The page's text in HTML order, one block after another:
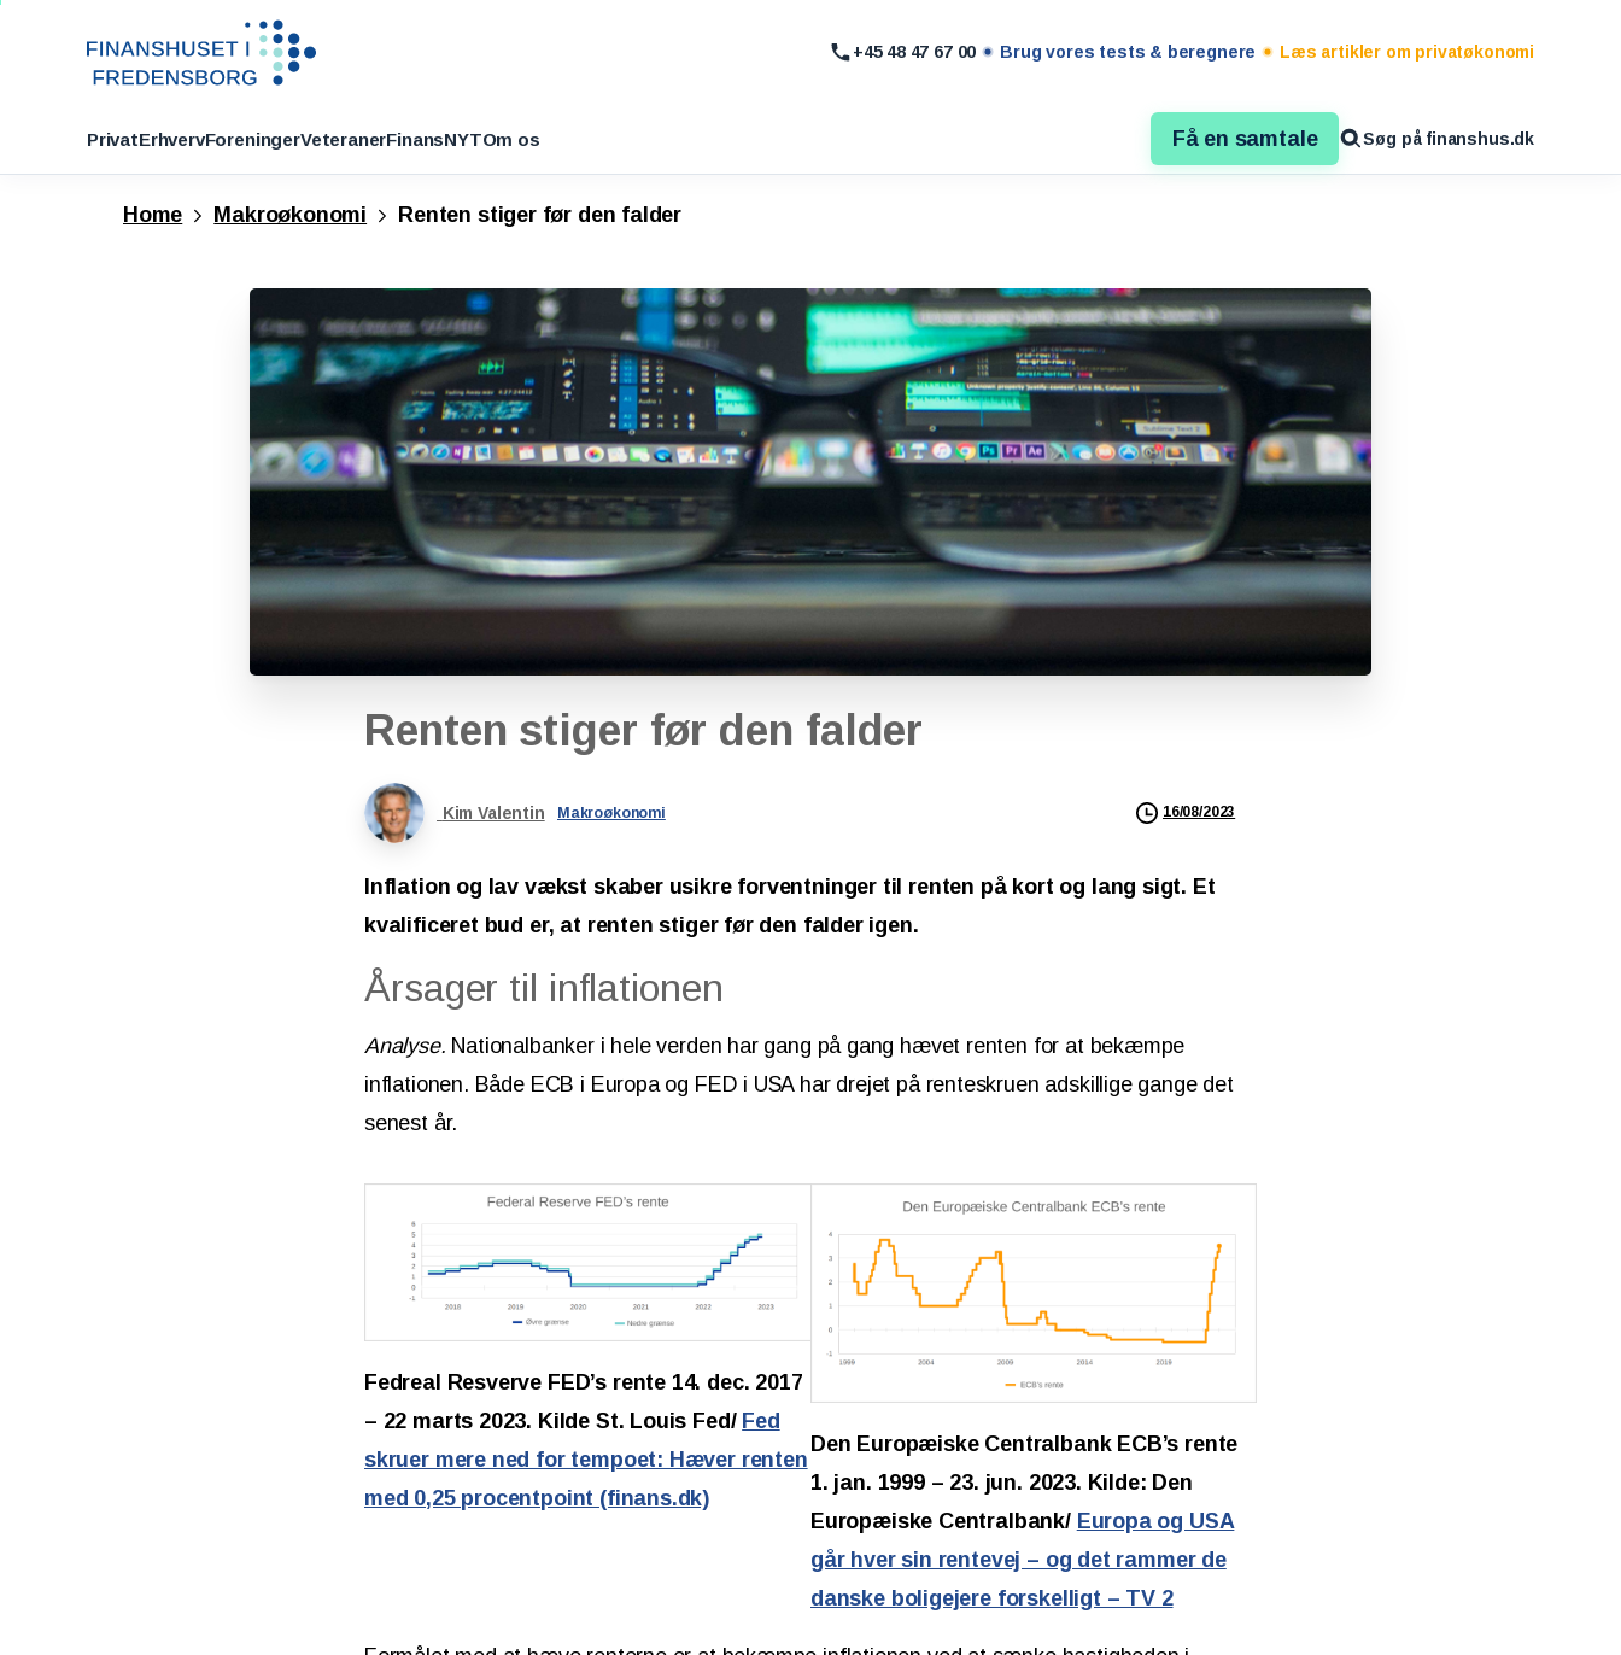
+45 48 47 67 00 Brug vores tests & beregnere Læs artikler om privatøkonomi
PrivatErhvervForeningerVeteranerFinansNYTOm os Få en samtale Søg på finanshus.dk
Home Makroøkonomi Renten stiger før den falder
Renten stiger før den falder
Kim Valentin Makroøkonomi 16/08/2023
Inflation og lav vækst skaber usikre forventninger til renten på kort og lang sigt. Et
kvalificeret bud er, at renten stiger før den falder igen.
Årsager til inflationen
Analyse. Nationalbanker i hele verden har gang på gang hævet renten for at bekæmpe
inflationen. Både ECB i Europa og FED i USA har drejet på renteskruen adskillige gange det
senest år.
Fedreal Resverve FED’s rente 14. dec. 2017
– 22 marts 2023. Kilde St. Louis Fed/ Fed
skruer mere ned for tempoet: Hæver renten
med 0,25 procentpoint (finans.dk)
Den Europæiske Centralbank ECB’s rente
1. jan. 1999 – 23. jun. 2023. Kilde: Den
Europæiske Centralbank/ Europa og USA
går hver sin rentevej – og det rammer de
danske boligejere forskelligt – TV 2